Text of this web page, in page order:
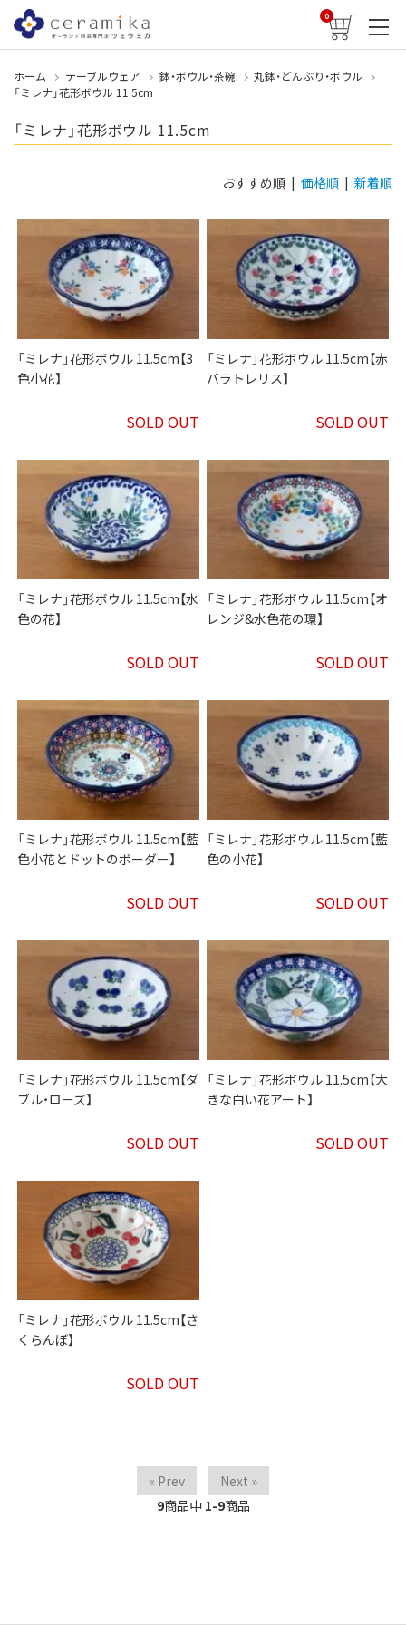
0
ホーム テーブルウェア 鉢・ボウル・茶碗
丸鉢・どんぶり・ボウル
「ミレナ」花形ボウル 11.5cm
「ミレナ」花形ボウル 11.5cm
おすすめ順 | 価格順 | 新着順
「ミレナ」花形ボウル 11.5cm【3
色小花】
SOLD OUT
「ミレナ」花形ボウル 11.5cm【赤
バラトレリス】
SOLD OUT
「ミレナ」花形ボウル 11.5cm【水
色の花】
SOLD OUT
「ミレナ」花形ボウル 11.5cm【オ
レンジ&水色花の環】
SOLD OUT
「ミレナ」花形ボウル 11.5cm【藍
色小花とドットのボーダー】
SOLD OUT
「ミレナ」花形ボウル 11.5cm【藍
色の小花】
SOLD OUT
「ミレナ」花形ボウル 11.5cm【ダ
ブル・ローズ】
SOLD OUT
「ミレナ」花形ボウル 11.5cm【大
きな白い花アート】
SOLD OUT
「ミレナ」花形ボウル 11.5cm【さ
くらんぼ】
SOLD OUT
« Prev
Next »
9商品中 1-9商品